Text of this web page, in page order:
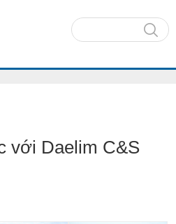
với Daelim C&S